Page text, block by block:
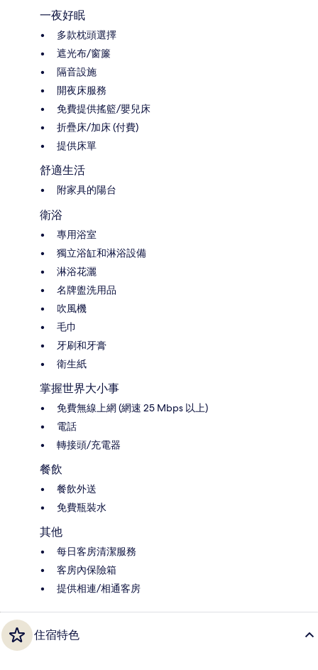
一夜好眠
多款枕頭選擇
遮光布/窗簾
隔音設施
開夜床服務
免費提供搖籃/嬰兒床
折疊床/加床 (付費)
提供床單
舒適生活
附家具的陽台
衛浴
專用浴室
獨立浴缸和淋浴設備
淋浴花灑
名牌盥洗用品
吹風機
毛巾
牙刷和牙膏
衛生紙
掌握世界大小事
免費無線上網 (網速 25 Mbps 以上)
電話
轉接頭/充電器
餐飲
餐飲外送
免費瓶裝水
其他
每日客房清潔服務
客房內保險箱
提供相連/相通客房
住宿特色